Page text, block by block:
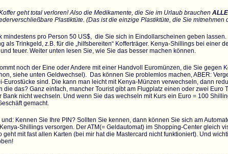
geht total verloren! Also die Medikamente, die Sie im Urlaub brauchen ALLE
Plastiktüte. (Das ist die einzige Plastiktüte, die Sie mitnehmen
mindestens pro Person 50 US$, die Sie sich in Eindollarscheinen geben
als Trinkgeld, z.B. für die „hilfsbereiten“ Kofferträger. Kenya-Shillings bei einer
teuer. Weiter unten lesen Sie, wie Sie das besser machen können.
noch der Eine oder Andere mit einer Handvoll Euromünzen, die Sie gegen
siehe unten Geldwechsel). Das können Sie problemlos machen, ABER:
Eurostücke sind. Die kann man leicht mit Kenya-Münzen verwechseln, dann
die das? Ganz einfach, mancher Tourist gibt am Flugplatz einen oder zwei Euro
nicht wechseln. Und wenn Sie das wechseln mit Kurs ein Euro = 100
gemacht.
Kennen Sie Ihre PIN? Sollten Sie kennen, dann können Sie sich am
Shillings versorgen. Der ATM(= Geldautomat) im Shopping-Center gleich
mit fast allen Karten (bei mir hat die Mastercard nicht funktioniert). Und